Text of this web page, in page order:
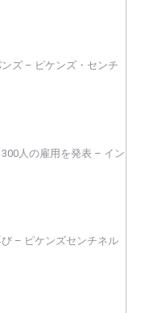
ズ – ピケンズ・センチ
人の雇用を発表 – イン
– ピケンズセンチネル